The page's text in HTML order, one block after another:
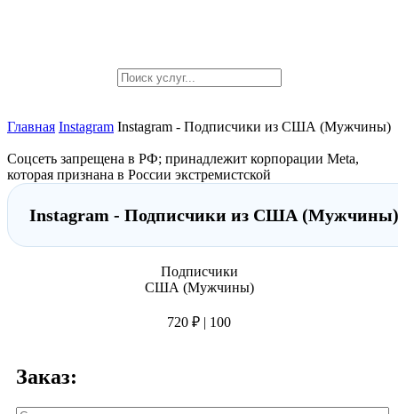
Главная Instagram Instagram - Подписчики из США (Мужчины)
Соцсеть запрещена в РФ; принадлежит корпорации Meta,
которая признана в России экстремистской
Instagram - Подписчики из США (Мужчины)
Подписчики
США (Мужчины)
720 ₽ | 100
Заказ: